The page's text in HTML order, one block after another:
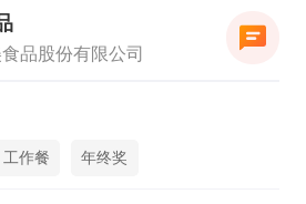
品股份有限公司
工作餐 年终奖